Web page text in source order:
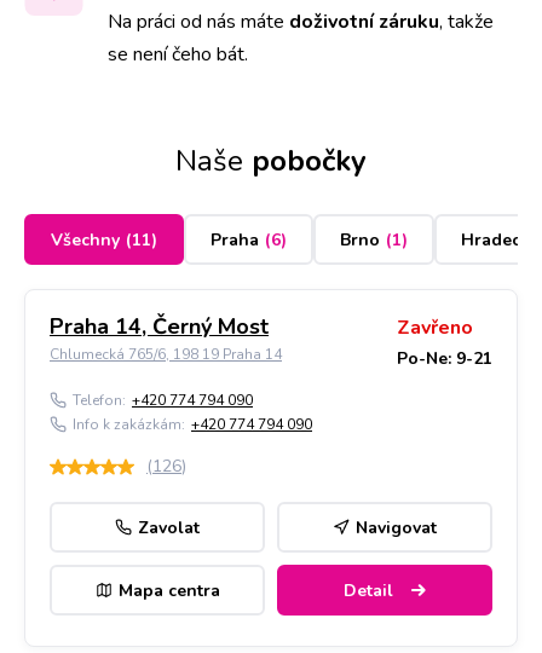
Na práci od nás máte doživotní záruku, takže
se není čeho bát.
Naše pobočky
Všechny (11) Praha (6) Brno (1) Hradec
Praha 14, Černý Most
Chlumecká 765/6, 198 19 Praha 14
Zavřeno
Po-Ne: 9-21
Telefon: +420 774 794 090
Info k zakázkám: +420 774 794 090
(126)
Zavolat Navigovat
Mapa centra Detail